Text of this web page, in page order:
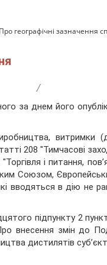
Про географічні зазначення
/
за днем його
витримки
208 "Тимчасові
і питання,
Союзом,
вводяться в дію не
підпункту 2
внесення змін до
дистилятів